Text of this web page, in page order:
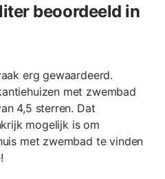
beoordeeld in
erg gewaardeerd.
met zwembad
4,5 sterren. Dat
mogelijk is om
met zwembad te vinden